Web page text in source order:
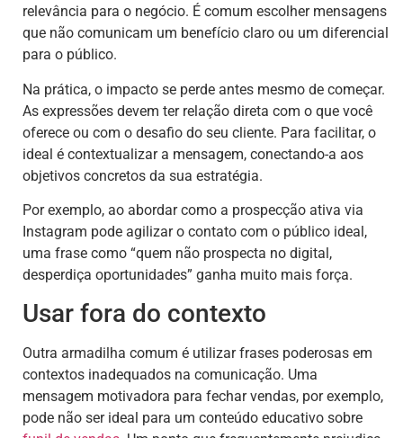
relevância para o negócio. É comum escolher mensagens
que não comunicam um benefício claro ou um diferencial
para o público.
Na prática, o impacto se perde antes mesmo de começar.
As expressões devem ter relação direta com o que você
oferece ou com o desafio do seu cliente. Para facilitar, o
ideal é contextualizar a mensagem, conectando-a aos
objetivos concretos da sua estratégia.
Por exemplo, ao abordar como a prospecção ativa via
Instagram pode agilizar o contato com o público ideal,
uma frase como “quem não prospecta no digital,
desperdiça oportunidades” ganha muito mais força.
Usar fora do contexto
Outra armadilha comum é utilizar frases poderosas em
contextos inadequados na comunicação. Uma
mensagem motivadora para fechar vendas, por exemplo,
pode não ser ideal para um conteúdo educativo sobre